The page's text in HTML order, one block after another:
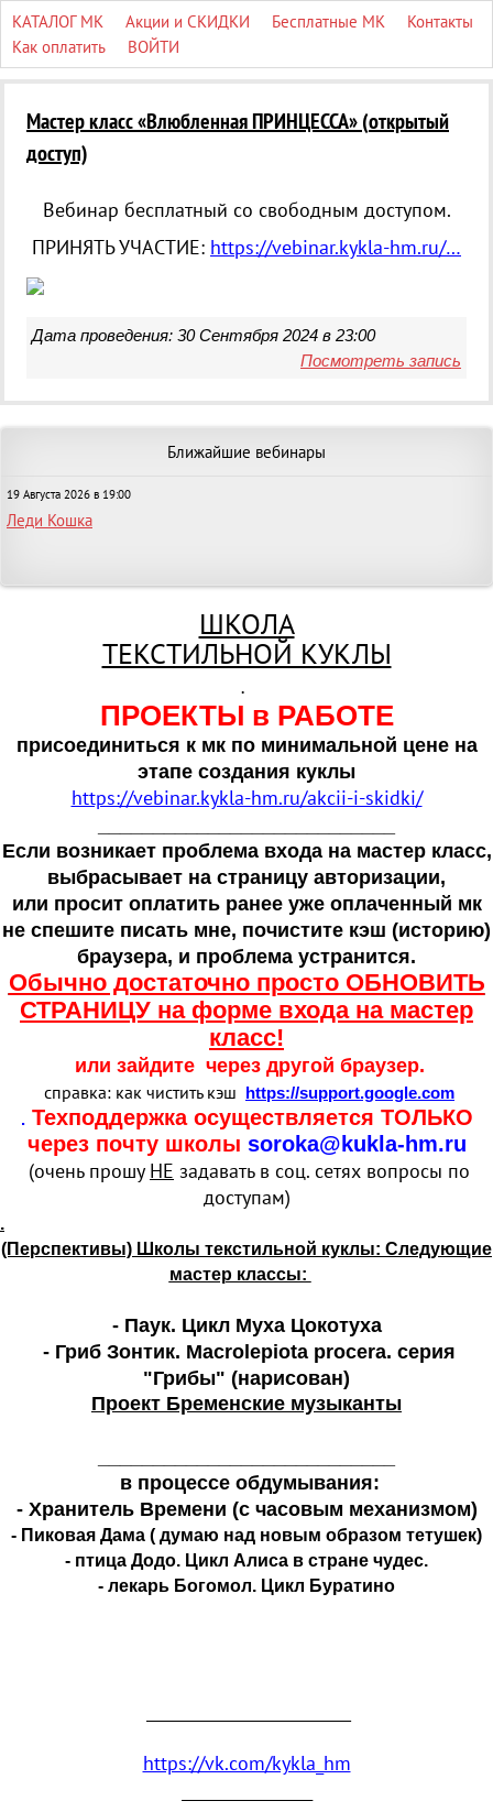
КАТАЛОГ МК Акции и СКИДКИ Бесплатные МК
Контакты
Как оплатить
ВОЙТИ
Мастер класс«Влюбленная ПРИНЦЕССА»(открытый
доступ)
Вебинар бесплатный со свободным доступом.
ПРИНЯТЬ УЧАСТИЕ: https://vebinar.kykla-hm.ru/…
Дата проведения: 30 Сентября 2024 в 23:00
Посмотреть запись
Ближайшие вебинары
19 Августа 2026 в 19:00
Леди Кошка
ШКОЛА
ТЕКСТИЛЬНОЙ КУКЛЫ
.
ПРОЕКТЫ в РАБОТЕ
присоединиться к мк по минимальной цене на
этапе создания куклы
https://vebinar.kykla-hm.ru/akcii-i-skidki/
Если возникает проблема входа на мастер класс,
выбрасывает на страницу авторизации,
или просит оплатить ранее уже оплаченный мк
не спешите писать мне, почистите кэш (историю)
браузера, и проблема устранится.
Обычно достаточно просто ОБНОВИТЬ
СТРАНИЦУ на форме входа на мастер
класс!
или зайдите через другой браузер.
справка: как чистить кэш https://support.google.com
. Техподдержка осуществляется ТОЛЬКО
через почту школы soroka@kukla-hm.ru
(очень прошу НЕ задавать в соц. сетях вопросы по
доступам)
.
(Перспективы) Школы текстильной куклы: Следующие
мастер классы:
- Паук. Цикл Муха Цокотуха
- Гриб Зонтик. Macrolepiota procera. серия
"Грибы" (нарисован)
Проект Бременские музыканты
в процессе обдумывания:
- Хранитель Времени (с часовым механизмом)
- Пиковая Дама ( думаю над новым образом тетушек)
- птица Додо. Цикл Алиса в стране чудес.
- лекарь Богомол. Цикл Буратино
https://vk.com/kykla_hm